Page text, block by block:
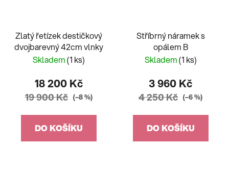
Zlatý řetízek destičkový
dvojbarevný 42cm vlnky
Skladem(1 ks)
18 200 Kč
19 900 Kč (–8 %)
DO KOŠÍKU
Stříbrný náramek s
opálem B
Skladem(1 ks)
3 960 Kč
4 250 Kč (–6 %)
DO KOŠÍKU